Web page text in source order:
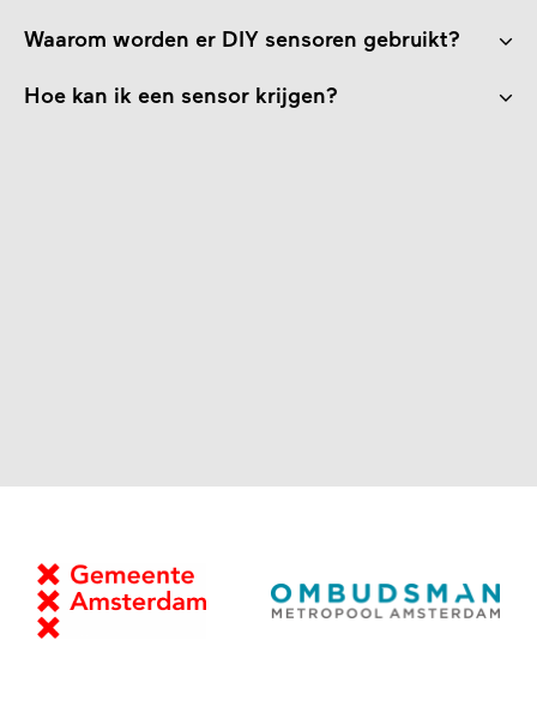
Waarom worden er DIY sensoren gebruikt?
Hoe kan ik een sensor krijgen?